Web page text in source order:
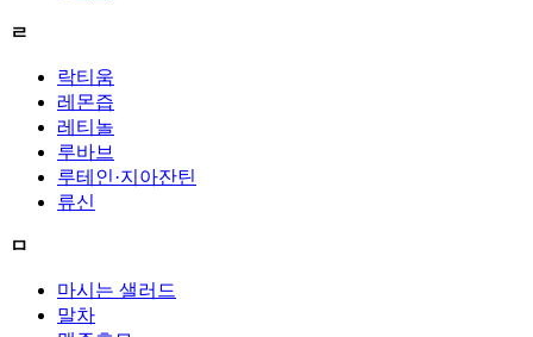
ㄹ
락티움
레몬즙
레티놀
루바브
루테인·지아잔틴
류신
ㅁ
마시는 샐러드
말차